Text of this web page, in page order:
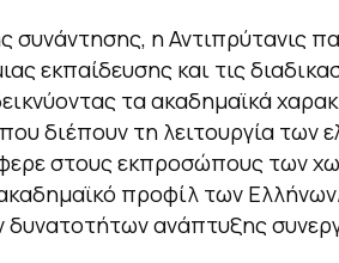
συνάντησης, η Αντιπρύτανις
εκπαίδευσης και τις
τα ακαδημαϊκά
διέπουν τη λειτουργία των
στους εκπροσώπους των
προφίλ των
δυνατοτήτων ανάπτυξης